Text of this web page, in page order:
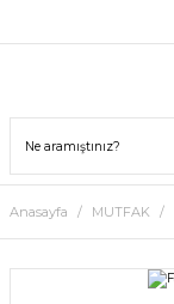
Anasayfa MUTFAK